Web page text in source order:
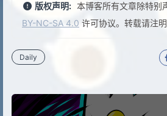
版权声明: 本博客所有文章除特别
BY-NC-SA 4.0 许可协议。转载请注
Daily